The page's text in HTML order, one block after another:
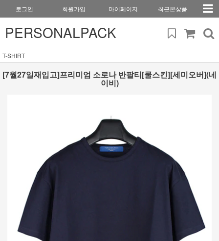
로그인 회원가입 마이페이지 최근본상품
PERSONALPACK
T-SHIRT
[7월27일재입고]프리미엄 소로나 반팔티[쿨스킨][세미오버](네
이비)